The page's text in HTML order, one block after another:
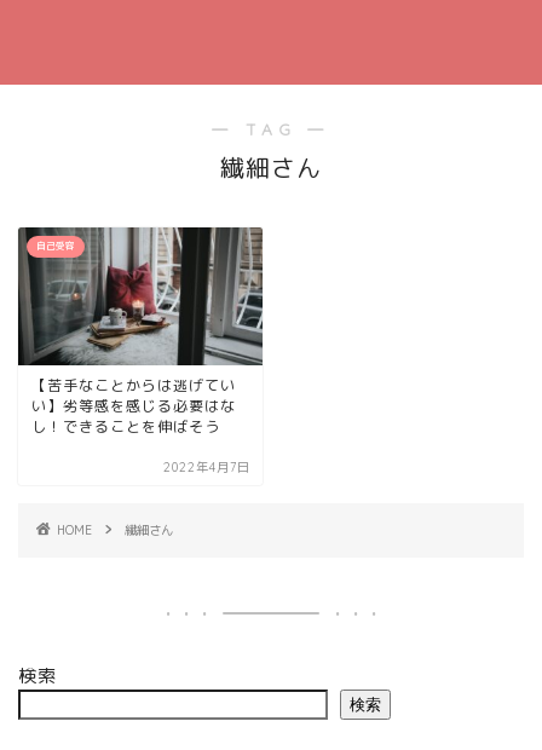
― TAG ―
繊細さん
自己受容
【苦手なことからは逃げてい
い】劣等感を感じる必要はな
し！できることを伸ばそう
2022年4月7日
HOME 繊細さん
検索
検索